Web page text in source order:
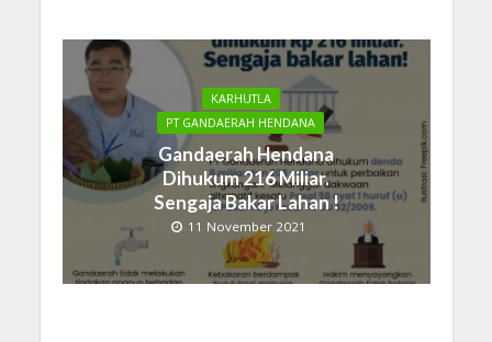
KARHUTLA
PT GANDAERAH HENDANA
Gandaerah Hendana
Dihukum 216 Miliar.
Sengaja Bakar Lahan !
11 November 2021